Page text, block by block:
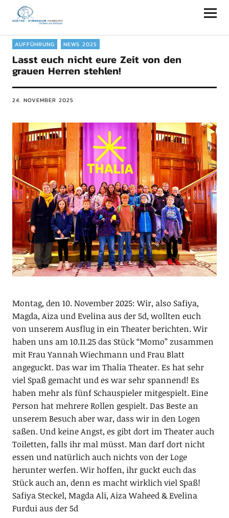
Goethe-Gymnasium Hamburg
AUFFÜHRUNG NEWS 2025
Lasst euch nicht eure Zeit von den
grauen Herren stehlen!
24. NOVEMBER 2025
Montag, den 10. November 2025: Wir, also Safiya,
Magda, Aiza und Evelina aus der 5d, wollten euch
von unserem Ausflug in ein Theater berichten. Wir
haben uns am 10.11.25 das Stück “Momo” zusammen
mit Frau Yannah Wiechmann und Frau Blatt
angeguckt. Das war im Thalia Theater. Es hat sehr
viel Spaß gemacht und es war sehr spannend! Es
haben mehr als fünf Schauspieler mitgespielt. Eine
Person hat mehrere Rollen gespielt. Das Beste an
unserem Besuch aber war, dass wir in den Logen
saßen. Und keine Angst, es gibt dort im Theater auch
Toiletten, falls ihr mal müsst. Man darf dort nicht
essen und natürlich auch nichts von der Loge
herunter werfen. Wir hoffen, ihr guckt euch das
Stück auch an, denn es macht wirklich viel Spaß!
Safiya Steckel, Magda Ali, Aiza Waheed & Evelina
Furdui aus der 5d